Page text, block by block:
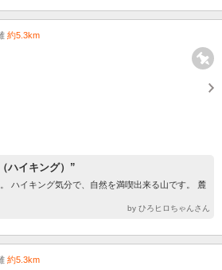
約5.3km
ハイキング）”
ハイキング気分で、自然を満喫出来る山です。 麓
by ひろヒロちゃんさん
約5.3km